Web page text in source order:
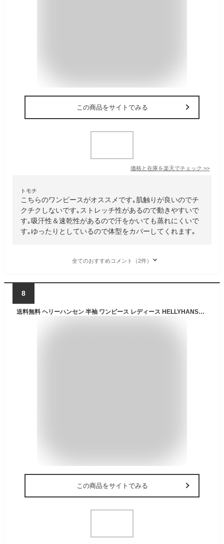
この商品をサイトでみる
価格と在庫を楽天でチェック >>
トモチ
こちらのワンピースがオススメです｡肌触りが良いのでチ
クチクしないです｡ストレッチ性があるので動きやすいで
す｡吸汗性＆速乾性があるので汗をかいても蒸れにくいで
す｡ゆったりとしているので体型をカバーしてくれます｡
全てのおすすめコメント（2件）
8
送料無料 ヘリーハンセン 半袖 ワンピース レディース HELLYHANSEN ひざ下丈 薄手 Tシャツワンピ ドレス 吸汗速乾 抗菌防臭 ワンポイント アウトドアウェア キャンプ 旅行 トラベル カジュアル シンプル レディースウェア ブランド 春夏 ブランド アパレル/HOW32300UW
この商品をサイトでみる